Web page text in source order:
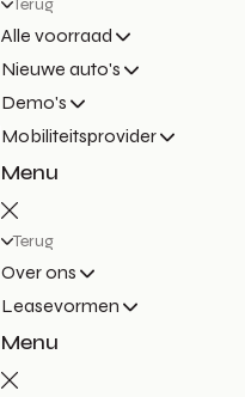
Terug
Alle voorraad
Nieuwe auto's
Demo's
Mobiliteitsprovider
Menu
Terug
Over ons
Leasevormen
Menu